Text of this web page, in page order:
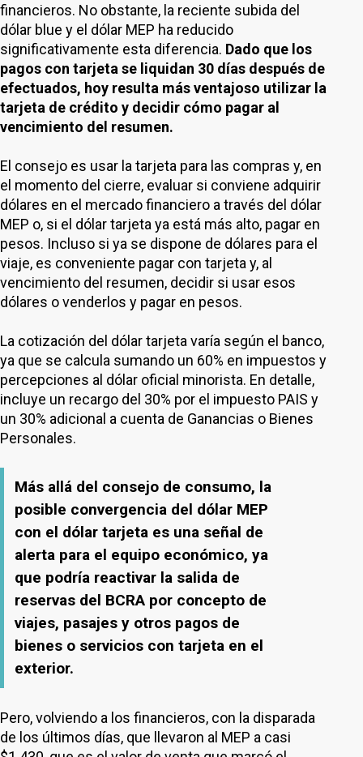
financieros. No obstante, la reciente subida del
dólar blue y el dólar MEP ha reducido
significativamente esta diferencia. Dado que los
pagos con tarjeta se liquidan 30 días después de
efectuados, hoy resulta más ventajoso utilizar la
tarjeta de crédito y decidir cómo pagar al
vencimiento del resumen.
El consejo es usar la tarjeta para las compras y, en
el momento del cierre, evaluar si conviene adquirir
dólares en el mercado financiero a través del dólar
MEP o, si el dólar tarjeta ya está más alto, pagar en
pesos. Incluso si ya se dispone de dólares para el
viaje, es conveniente pagar con tarjeta y, al
vencimiento del resumen, decidir si usar esos
dólares o venderlos y pagar en pesos.
La cotización del dólar tarjeta varía según el banco,
ya que se calcula sumando un 60% en impuestos y
percepciones al dólar oficial minorista. En detalle,
incluye un recargo del 30% por el impuesto PAIS y
un 30% adicional a cuenta de Ganancias o Bienes
Personales.
Más allá del consejo de consumo, la
posible convergencia del dólar MEP
con el dólar tarjeta es una señal de
alerta para el equipo económico, ya
que podría reactivar la salida de
reservas del BCRA por concepto de
viajes, pasajes y otros pagos de
bienes o servicios con tarjeta en el
exterior.
Pero, volviendo a los financieros, con la disparada
de los últimos días, que llevaron al MEP a casi